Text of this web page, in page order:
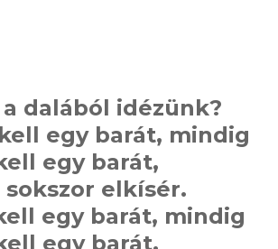
dalából idézünk?
egy barát, mindig
egy barát,
sokszor elkísér.
egy barát, mindig
egy barát,